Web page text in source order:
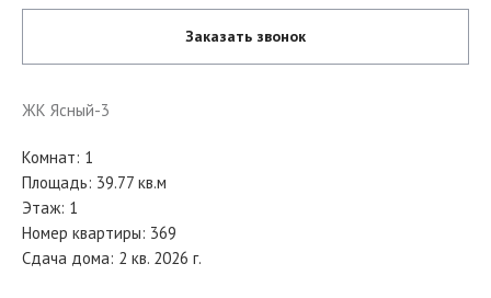
Заказать звонок
ЖК Ясный-3
Комнат: 1
Площадь: 39.77 кв.м
Этаж: 1
Номер квартиры: 369
Сдача дома: 2 кв. 2026 г.